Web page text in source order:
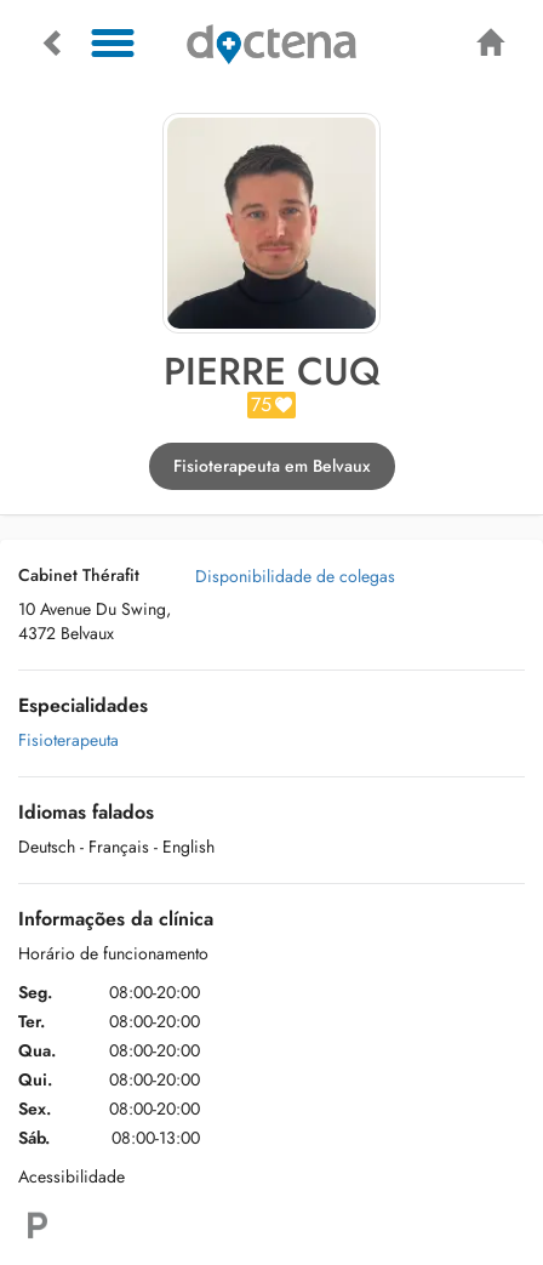
PIERRE CUQ
75
Fisioterapeuta em Belvaux
Cabinet Thérafit
10 Avenue Du Swing,
4372 Belvaux
Disponibilidade de colegas
Especialidades
Fisioterapeuta
Idiomas falados
Deutsch - Français - English
Informações da clínica
Horário de funcionamento
Seg.
08:00-20:00
Ter.
08:00-20:00
Qua.
08:00-20:00
Qui.
08:00-20:00
Sex.
08:00-20:00
Sáb.
08:00-13:00
Acessibilidade